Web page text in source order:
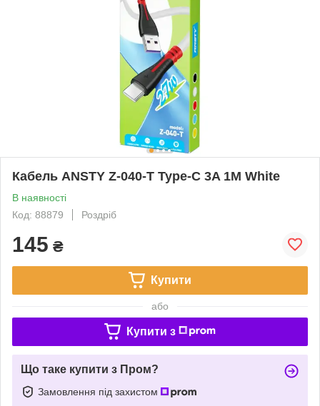
Кабель ANSTY Z-040-T Type-C 3A 1M White
В наявності
Код: 88879
Роздріб
145 ₴
Купити
або
Купити з
Що таке купити з Пром?
Замовлення під захистом